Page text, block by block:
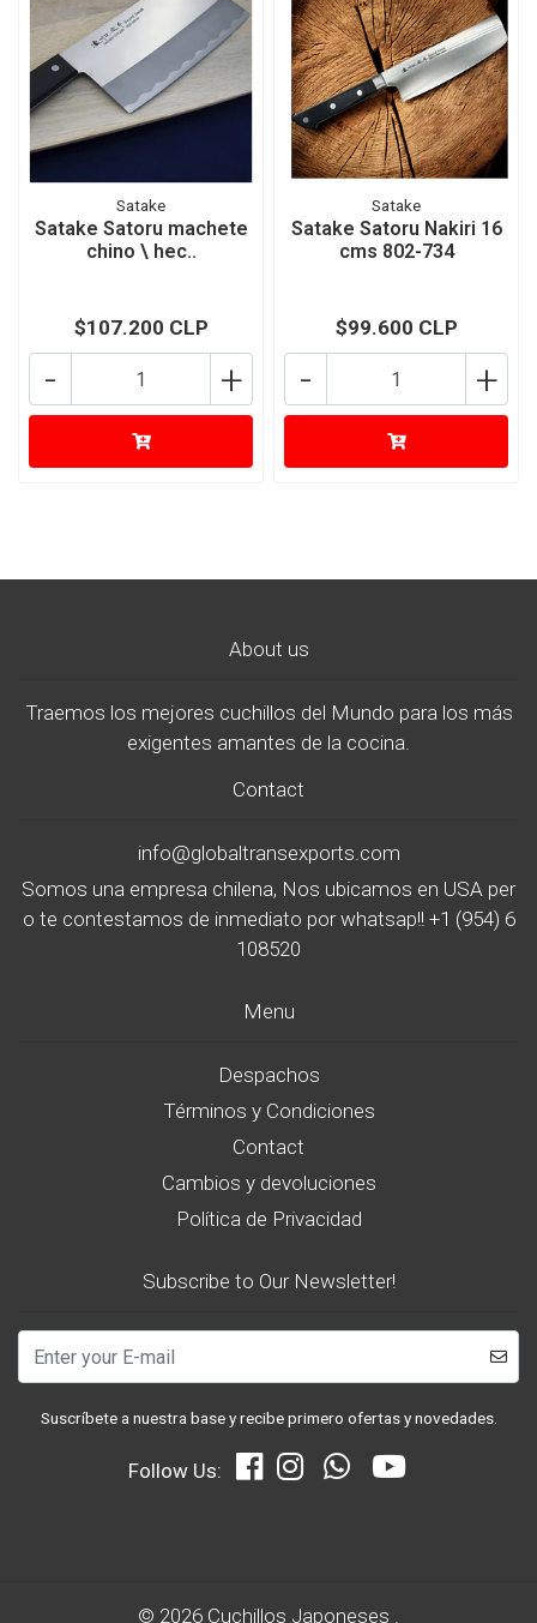
Satake
Satake Satoru machete
chino \ hec..
$107.200 CLP
+
-
Satake
Satake Satoru Nakiri 16
cms 802-734
$99.600 CLP
+
-
About us
Traemos los mejores cuchillos del Mundo para los más
exigentes amantes de la cocina.
Contact
info@globaltransexports.com
Somos una empresa chilena, Nos ubicamos en USA per
o te contestamos de inmediato por whatsap!! +1 (954) 6
108520
Menu
Despachos
Términos y Condiciones
Contact
Cambios y devoluciones
Política de Privacidad
Subscribe to Our Newsletter!
Suscríbete a nuestra base y recibe primero ofertas y novedades.
Follow Us:
© 2026 Cuchillos Japoneses .